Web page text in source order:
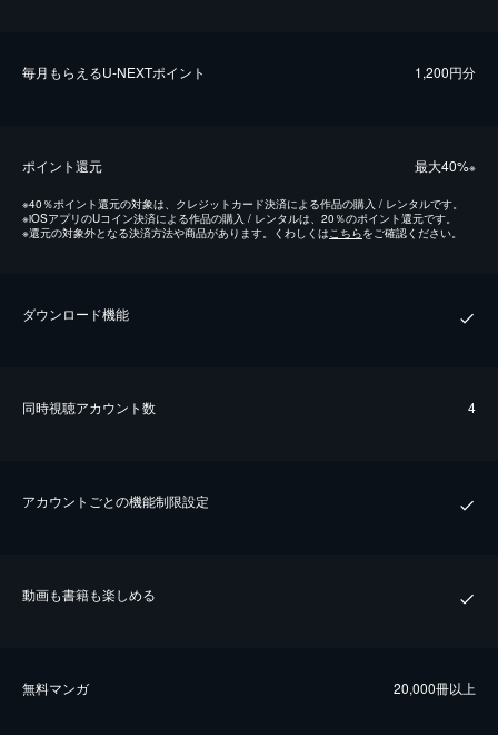
毎⽉もらえるU-NEXTポイント 1,200円分
ポイント還元 最⼤40%※
※40％ポイント還元の対象は、クレジットカード決済による作品の購入 / レンタルです。
※iOSアプリのUコイン決済による作品の購入 / レンタルは、20％のポイント還元です。
※還元の対象外となる決済方法や商品があります。くわしくはこちらをご確認ください。
ダウンロード機能
同時視聴アカウント数 4
アカウントごとの機能制限設定
動画も書籍も楽しめる
無料マンガ 20,000冊以上